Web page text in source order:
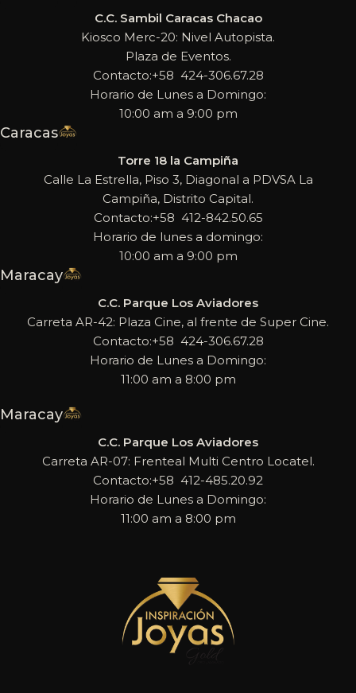
C.C. Sambil Caracas Chacao
Kiosco Merc-20: Nivel Autopista.
Plaza de Eventos.
Contacto:+58 424-306.67.28
Horario de Lunes a Domingo:
10:00 am a 9:00 pm
Caracas
Torre 18 la Campiña
Calle La Estrella, Piso 3, Diagonal a PDVSA La
Campiña, Distrito Capital.
Contacto:+58 412-842.50.65
Horario de lunes a domingo:
10:00 am a 9:00 pm
Maracay
C.C. Parque Los Aviadores
Carreta AR-42: Plaza Cine, al frente de Super Cine.
Contacto:+58 424-306.67.28
Horario de Lunes a Domingo:
11:00 am a 8:00 pm
Maracay
C.C. Parque Los Aviadores
Carreta AR-07: Frenteal Multi Centro Locatel.
Contacto:+58 412-485.20.92
Horario de Lunes a Domingo:
11:00 am a 8:00 pm